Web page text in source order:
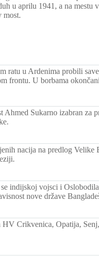
u aprilu 1941, a na mestu
most.
ratu u Ardenima probili
frontu. U borbama
Ahmed Sukarno izabran za
nacija na predlog
se indijskoj vojsci i
nove države
HV Crikvenica, Opatija,